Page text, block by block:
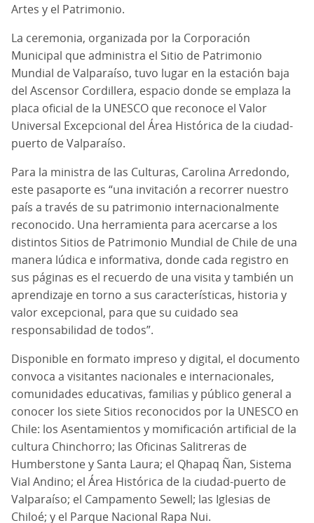
Artes y el Patrimonio.
La ceremonia, organizada por la Corporación
Municipal que administra el Sitio de Patrimonio
Mundial de Valparaíso, tuvo lugar en la estación baja
del Ascensor Cordillera, espacio donde se emplaza la
placa oficial de la UNESCO que reconoce el Valor
Universal Excepcional del Área Histórica de la ciudad-
puerto de Valparaíso.
Para la ministra de las Culturas, Carolina Arredondo,
este pasaporte es “una invitación a recorrer nuestro
país a través de su patrimonio internacionalmente
reconocido. Una herramienta para acercarse a los
distintos Sitios de Patrimonio Mundial de Chile de una
manera lúdica e informativa, donde cada registro en
sus páginas es el recuerdo de una visita y también un
aprendizaje en torno a sus características, historia y
valor excepcional, para que su cuidado sea
responsabilidad de todos”.
Disponible en formato impreso y digital, el documento
convoca a visitantes nacionales e internacionales,
comunidades educativas, familias y público general a
conocer los siete Sitios reconocidos por la UNESCO en
Chile: los Asentamientos y momificación artificial de la
cultura Chinchorro; las Oficinas Salitreras de
Humberstone y Santa Laura; el Qhapaq Ñan, Sistema
Vial Andino; el Área Histórica de la ciudad-puerto de
Valparaíso; el Campamento Sewell; las Iglesias de
Chiloé; y el Parque Nacional Rapa Nui.